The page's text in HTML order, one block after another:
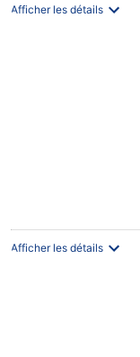
Afficher les détails
Afficher les détails